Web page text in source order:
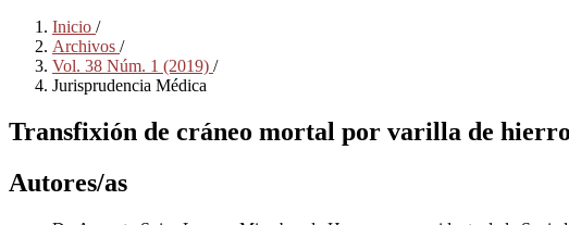
Inicio /
Archivos /
Vol. 38 Núm. 1 (2019) /
Jurisprudencia Médica
Transfixión de cráneo mortal por varilla de
Autores/as